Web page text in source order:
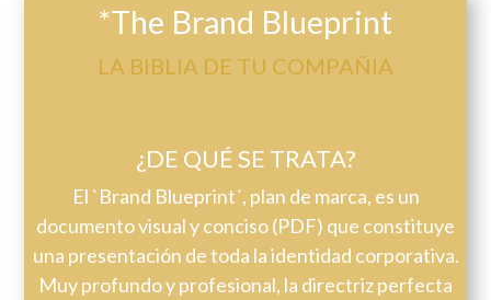
*The Brand Blueprint
LA BIBLIA DE TU COMPAÑIA
¿DE QUÉ SE TRATA?
El `Brand Blueprint´, plan de marca, es un
documento visual y conciso (PDF) que constituye
una presentación de toda la identidad corporativa.
Muy profundo y profesional, la directriz perfecta